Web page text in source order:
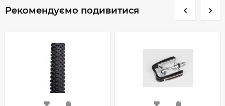
Рекомендуємо подивитися